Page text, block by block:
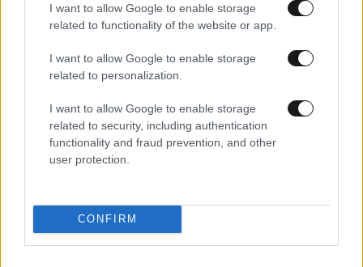
I want to allow Google to enable storage
related to functionality of the website or app.
I want to allow Google to enable storage
related to personalization.
I want to allow Google to enable storage
related to security, including authentication
functionality and fraud prevention, and other
user protection.
CONFIRM
LIFESTYLE08·08·2026 09:01
Νία Βαρντάλος – Σπύρος Κατσαγάνης: Μια
σχέση που θυμίζει σενάριο ταινίας και μετρά